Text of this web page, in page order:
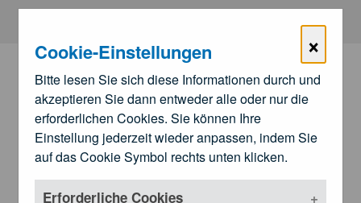
×
Cookie-Einstellungen
Bitte lesen Sie sich diese Informationen durch und
akzeptieren Sie dann entweder alle oder nur die
erforderlichen Cookies. Sie können Ihre
Einstellung jederzeit wieder anpassen, indem Sie
auf das Cookie Symbol rechts unten klicken.
Erforderliche Cookies
Zum Hauptinhalt springen
Zu den